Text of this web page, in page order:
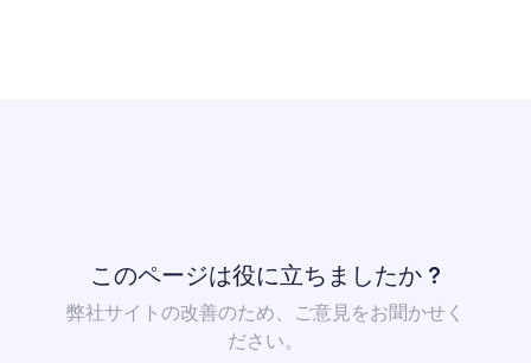
このページは役に立ちましたか ?
弊社サイトの改善のため、ご意見をお聞かせく
ださい。